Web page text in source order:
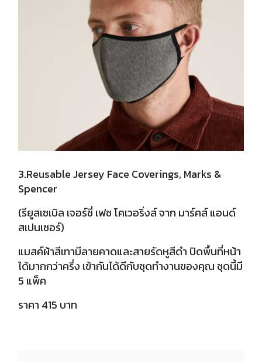
3.Reusable Jersey Face Coverings, Marks &
Spencer
(รียูสเซเบิล เจอร์ซี่ เฟซ โคเวอริ่งส์ จาก มาร์คส์ แอนด์
สเปนเซอร์)
แมสค์ผ้าสีเทามีลายคาดและสายรัดหูสีดำ ปิดพื้นที่หน้า
ได้มากกว่าครึ่ง เข้ากันได้ดีกับชุดทำงานของคุณ ชุดนี้มี
5 แพ็ค
ราคา 415 บาท